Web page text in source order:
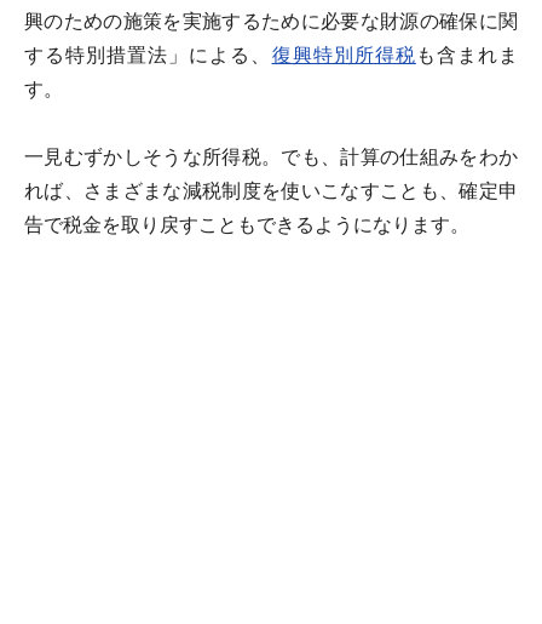
興のための施策を実施するために必要な財源の確保に関
する特別措置法」による、 復興特別所得税 も含まれま
す。
一見むずかしそうな所得税。でも、計算の仕組みをわか
れば、さまざまな減税制度を使いこなすことも、確定申
告で税金を取り戻すこともできるようになります。